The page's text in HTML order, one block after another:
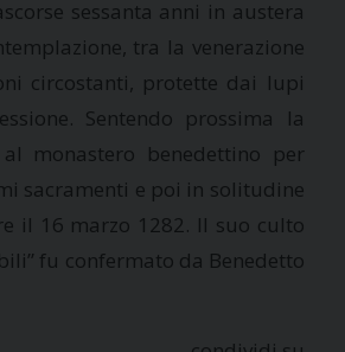
sessanta anni in austera
tra la venerazione
circostanti, protette dai lupi
Sentendo prossima la
monastero benedettino per
sacramenti e poi in solitudine
il 16 marzo 1282. Il suo culto
fu confermato da Benedetto